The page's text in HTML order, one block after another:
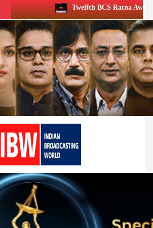
Twelfth BCS Ratna Award boasts stellar